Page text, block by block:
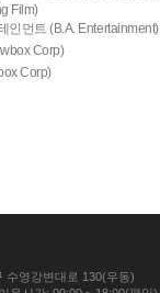
Film)
인먼트 (B.A. Entertainment)
Corp)
Corp)
수영강변대로 130(우동)